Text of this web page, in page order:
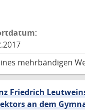
mehrbändigen
Friedrich
an dem